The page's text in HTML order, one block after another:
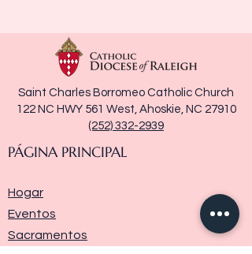
Saint Charles Borromeo Catholic Church
122 NC HWY 561 West, Ahoskie, NC 27910
(252) 332-2939
PÁGINA PRINCIPAL
Hogar
Eventos
Sacramentos